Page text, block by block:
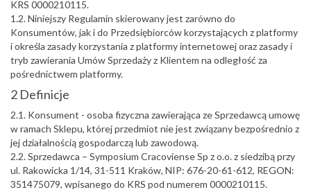
KRS 0000210115.
1.2. Niniejszy Regulamin skierowany jest zarówno do
Konsumentów, jak i do Przedsiębiorców korzystających z platformy
i określa zasady korzystania z platformy internetowej oraz zasady i
tryb zawierania Umów Sprzedaży z Klientem na odległość za
pośrednictwem platformy.
2 Definicje
2.1. Konsument - osoba fizyczna zawierająca ze Sprzedawcą umowę
w ramach Sklepu, której przedmiot nie jest związany bezpośrednio z
jej działalnością gospodarczą lub zawodową.
2.2. Sprzedawca – Symposium Cracoviense Sp z o.o. z siedzibą przy
ul. Rakowicka 1/14, 31-511 Kraków, NIP: 676-20-61-612, REGON:
351475079, wpisanego do KRS pod numerem 0000210115.